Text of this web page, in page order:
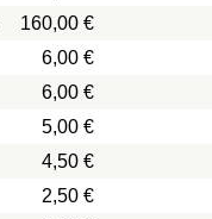
160,00 €
6,00 €
6,00 €
5,00 €
4,50 €
2,50 €